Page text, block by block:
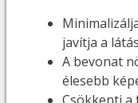
javítja a
A bevonat
élesebb